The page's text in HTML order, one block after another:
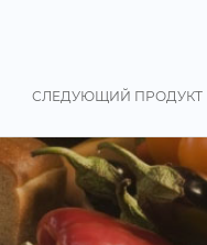
СЛЕДУЮЩИЙ ПРОДУКТ